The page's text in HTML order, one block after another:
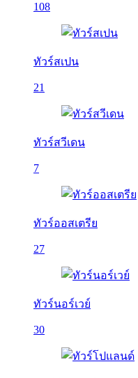
108
ทัวร์สเปน
21
ทัวร์สวีเดน
7
ทัวร์ออสเตรีย
27
ทัวร์นอร์เวย์
30